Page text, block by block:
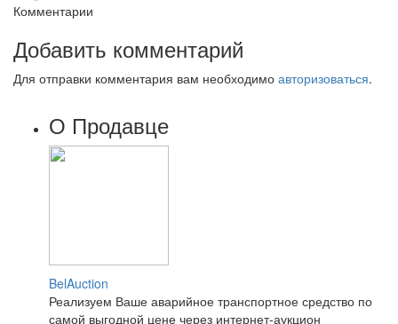
Комментарии
Добавить комментарий
Для отправки комментария вам необходимо авторизоваться.
О Продавце
BelAuction
Реализуем Ваше аварийное транспортное средство по
самой выгодной цене через интернет-аукцион